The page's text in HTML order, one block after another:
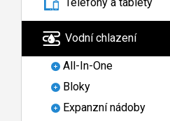
Telefony a tablety
Vodní chlazení
All-In-One
Bloky
Expanzní nádoby